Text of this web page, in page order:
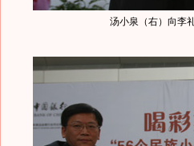
汤小泉（右）向李